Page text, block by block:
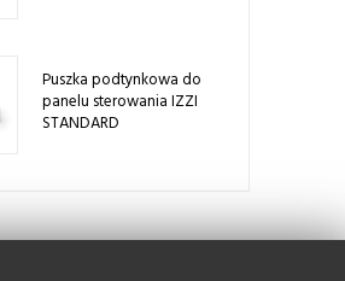
Puszka podtynkowa do
panelu sterowania IZZI
STANDARD